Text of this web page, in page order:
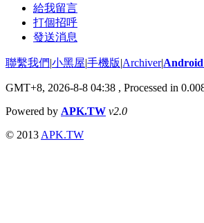
給我留言
打個招呼
發送消息
聯繫我們|小黑屋|手機版|Archiver|
GMT+8, 2026-8-8 04:38 , Processed in
Powered by APK.TW v2.0
© 2013 APK.TW